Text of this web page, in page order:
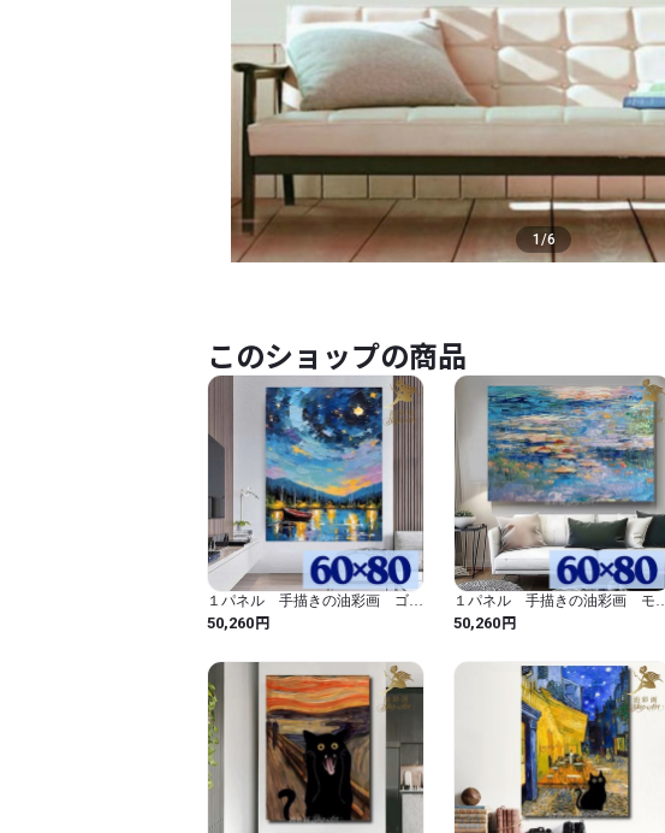
1/6
このショップの商品
１パネル 手描きの油彩画 ゴッ
ホ 星月夜 アレンジ 絵画 イ
ンテリア モダン アートパネル
50,260円
１パネル 手描きの油彩画 モ
ネ 睡蓮 アレンジ モネ 睡
蓮 アレンジ 縦 絵画 インテ
50,260円